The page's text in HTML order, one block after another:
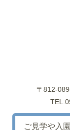
〒812-
ご見学や入